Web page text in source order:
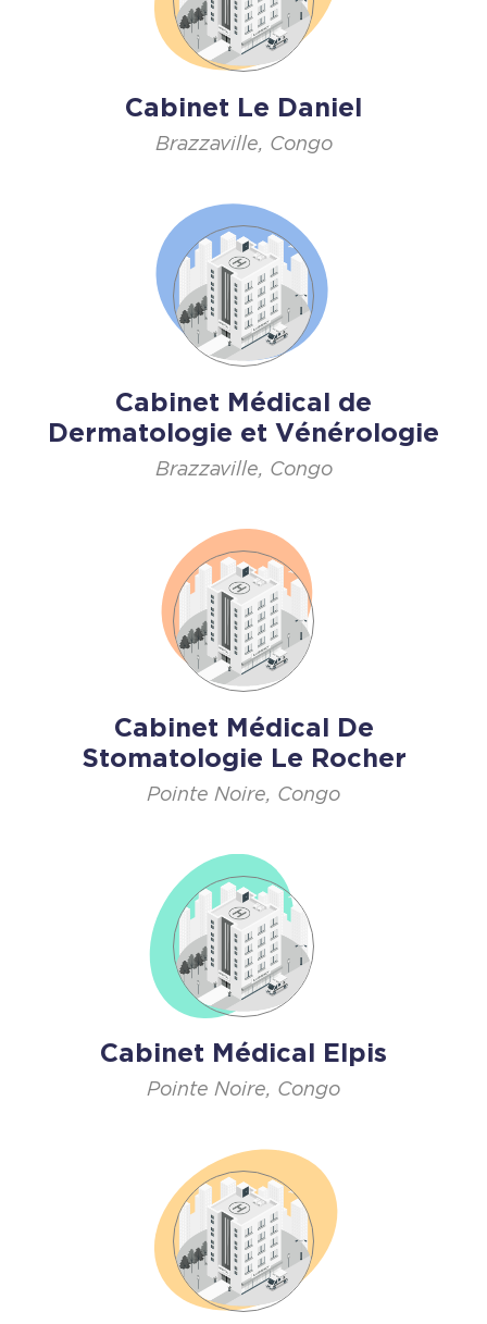
Cabinet Le Daniel
Brazzaville, Congo
Cabinet Médical de
Dermatologie et Vénérologie
Brazzaville, Congo
Cabinet Médical De
Stomatologie Le Rocher
Pointe Noire, Congo
Cabinet Médical Elpis
Pointe Noire, Congo